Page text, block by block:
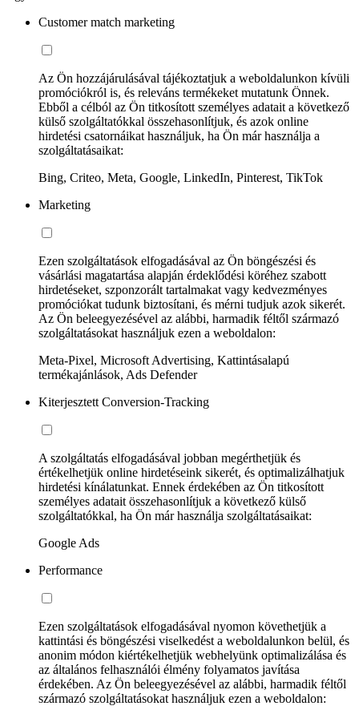
Customer match marketing
Az Ön hozzájárulásával tájékoztatjuk a weboldalunkon kívüli
promóciókról is, és releváns termékeket mutatunk Önnek.
Ebből a célból az Ön titkosított személyes adatait a következő
külső szolgáltatókkal összehasonlítjuk, és azok online
hirdetési csatornáikat használjuk, ha Ön már használja a
szolgáltatásaikat:
Bing, Criteo, Meta, Google, LinkedIn, Pinterest, TikTok
Marketing
Ezen szolgáltatások elfogadásával az Ön böngészési és
vásárlási magatartása alapján érdeklődési köréhez szabott
hirdetéseket, szponzorált tartalmakat vagy kedvezményes
promóciókat tudunk biztosítani, és mérni tudjuk azok sikerét.
Az Ön beleegyezésével az alábbi, harmadik féltől származó
szolgáltatásokat használjuk ezen a weboldalon:
Meta-Pixel, Microsoft Advertising, Kattintásalapú
termékajánlások, Ads Defender
Kiterjesztett Conversion-Tracking
A szolgáltatás elfogadásával jobban megérthetjük és
értékelhetjük online hirdetéseink sikerét, és optimalizálhatjuk
hirdetési kínálatunkat. Ennek érdekében az Ön titkosított
személyes adatait összehasonlítjuk a következő külső
szolgáltatókkal, ha Ön már használja szolgáltatásaikat:
Google Ads
Performance
Ezen szolgáltatások elfogadásával nyomon követhetjük a
kattintási és böngészési viselkedést a weboldalunkon belül, és
anonim módon kiértékelhetjük webhelyünk optimalizálása és
az általános felhasználói élmény folyamatos javítása
érdekében. Az Ön beleegyezésével az alábbi, harmadik féltől
származó szolgáltatásokat használjuk ezen a weboldalon: